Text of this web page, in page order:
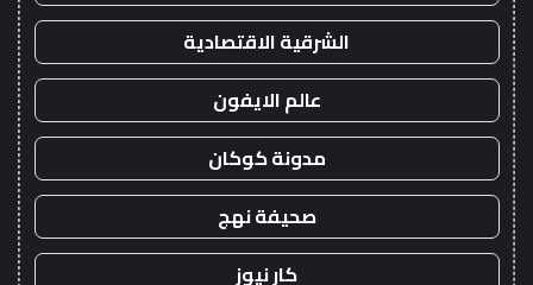
الشرقية الاقتصادية
عالم الايفون
مدونة كوكان
صحيفة نهج
كار نيوز